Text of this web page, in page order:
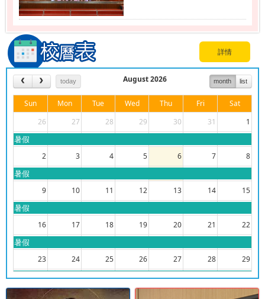
詳情
today month list
August 2026
Sun Mon Tue Wed Thu Fri
Sat
26
27 28 29 30 31 1
暑假
2 3 4 5 6 7 8
暑假
9 10 11 12 13 14 15
暑假
16 17 18 19 20 21 22
暑假
23 24 25 26 27 28 29
暑假
30 31 1 5